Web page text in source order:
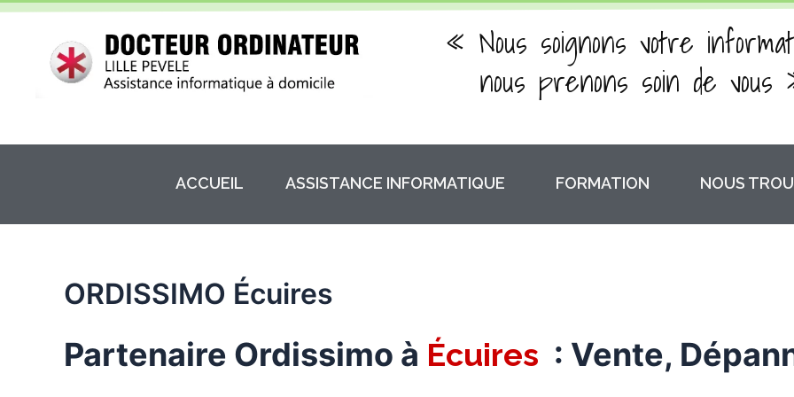
Aller
contenu
« Nous soignons votre
nous prenons soin de vous
ACCUEIL ASSISTANCE INFORMATIQUE FORMATION NOUS
ORDISSIMO Écuires
Partenaire Ordissimo à Écuires : Vente,